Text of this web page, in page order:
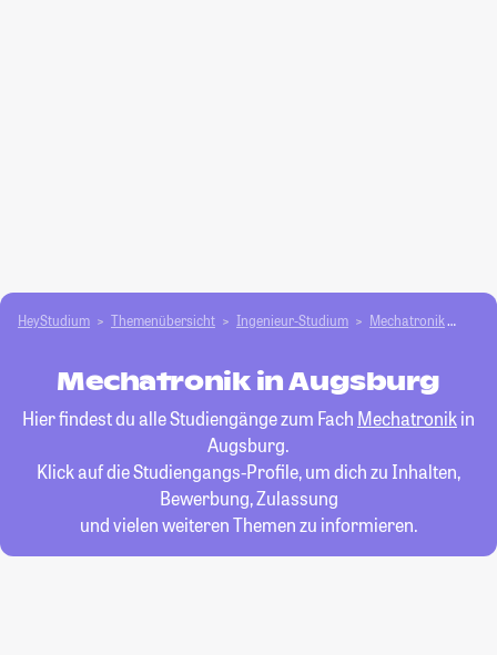
HeyStudium Themenübersicht Ingenieur-Studium Mechatronik
Mechatronik in Augsburg
Hier findest du alle Studiengänge zum Fach Mechatronikin
Augsburg.
Klick auf die Studiengangs-Profile, um dich zu Inhalten,
Bewerbung, Zulassung
und vielen weiteren Themen zu informieren.